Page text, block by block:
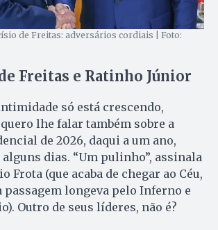
de Freitas: adversários cordiais | Foto:
Freitas e Ratinho Júnior
só está crescendo,
lhe falar também sobre a
de 2026, daqui a um ano,
dias. “Um pulinho”, assinala
Frota (que acaba de chegar ao Céu,
passagem longeva pelo Inferno e
Outro de seus líderes, não é?